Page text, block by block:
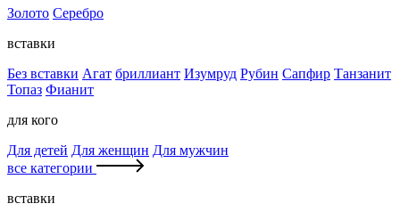
Золото Серебро
вставки
Без вставки Агат бриллиант Изумруд Рубин Сапфир Танзанит
Топаз Фианит
для кого
Для детей Для женщин Для мужчин
все категории
вставки